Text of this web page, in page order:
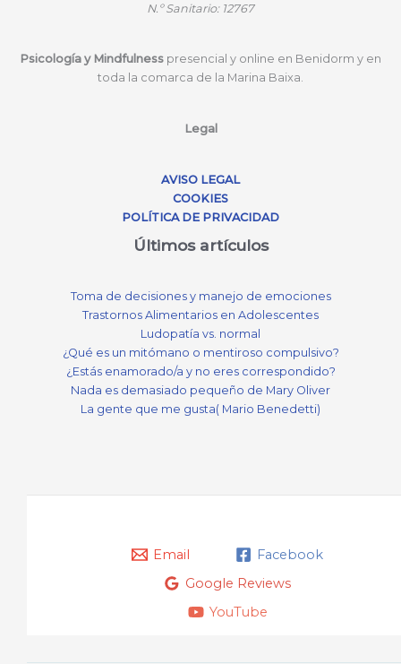
N.ºSanitario: 12767
Psicología y Mindfulness presencial y online en Benidorm y en
toda la comarca de la Marina Baixa.
Legal
AVISO LEGAL
COOKIES
POLÍTICA DE PRIVACIDAD
Últimos artículos
Toma de decisiones y manejo de emociones
Trastornos Alimentarios en Adolescentes
Ludopatía vs. normal
¿Qué es un mitómano o mentiroso compulsivo?
¿Estás enamorado/a y no eres correspondido?
Nada es demasiado pequeño de Mary Oliver
La gente que me gusta( Mario Benedetti)
Email
Facebook
Google Reviews
YouTube